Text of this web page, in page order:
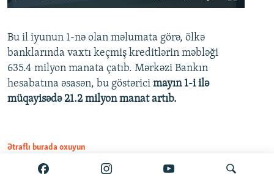
360p
480p
720p
Bu il iyunun 1-nə olan məlumata görə, ölkə
banklarında vaxtı keçmiş kreditlərin məbləği
635.4 milyon manata çatıb. Mərkəzi Bankın
hesabatına əsasən, bu göstərici mayın 1-i ilə
müqayisədə 21.2 milyon manat artıb.
Ətraflı burada oxuyun